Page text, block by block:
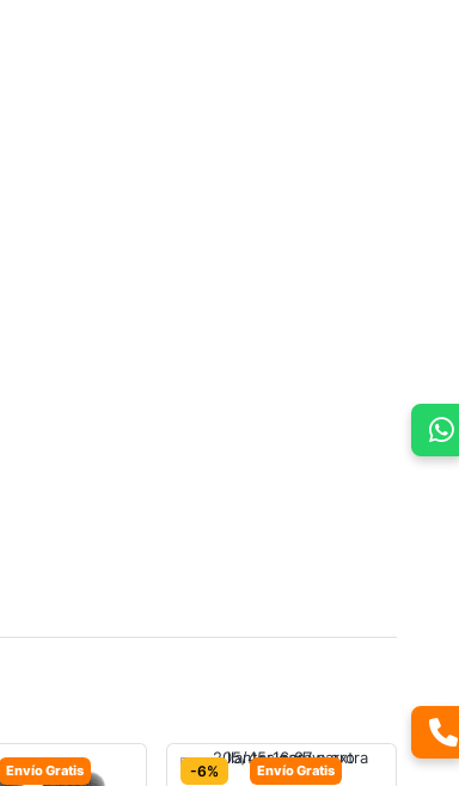
Envío Gratis -6% Envío Gratis